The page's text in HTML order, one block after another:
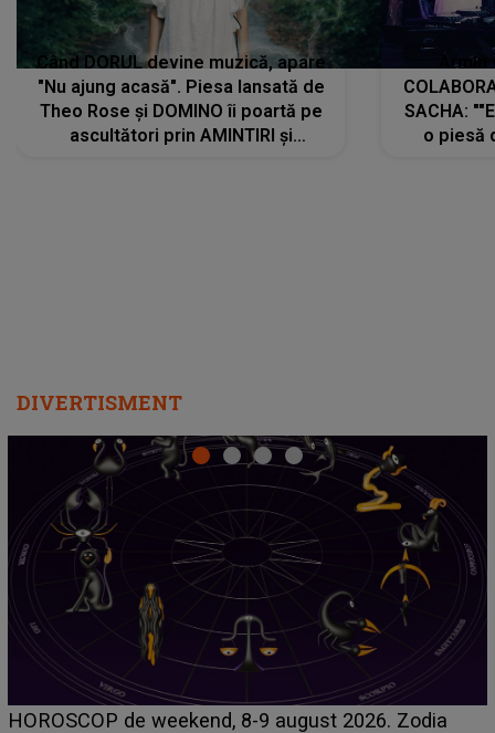
Când DORUL devine muzică, apare
"Nu ajung acasă". Piesa lansată de
Theo Rose și DOMINO îi poartă pe
ascultători prin AMINTIRI și
SACHA:
o piesă
DIVERTISMENT
Emanuel a ținut ACEST DETALIU ASCUNS până